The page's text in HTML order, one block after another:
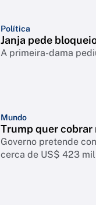
Política
Janja pede
A primeira-dama
Mundo
Trump quer cobrar
Governo pretende
cerca de US$ 423